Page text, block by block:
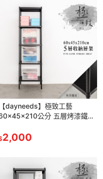
【dayneeds】極致工藝
公分 五層烤漆鐵板
2,000